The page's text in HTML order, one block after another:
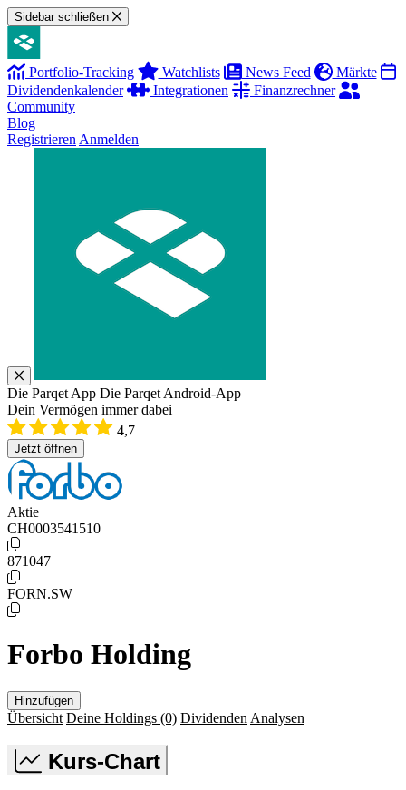
Sidebar schließen
Portfolio-Tracking Watchlists News Feed
Märkte
Dividendenkalender
Integrationen
Finanzrechner
Community
Blog
Registrieren Anmelden
Die Parqet App Die Parqet Android-App
Dein Vermögen immer dabei
4,7
Jetzt öffnen
Aktie
CH0003541510
871047
FORN.SW
Forbo Holding
Hinzufügen
Übersicht Deine Holdings (0) Dividenden Analysen
Kurs-Chart